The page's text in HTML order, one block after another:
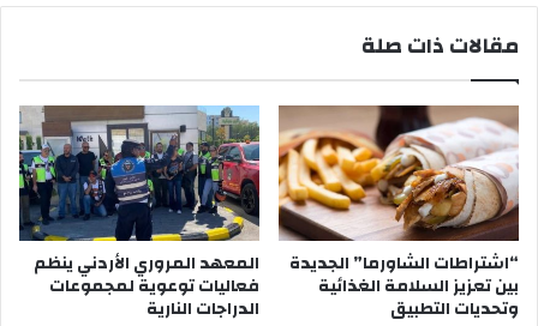
مقالات ذات صلة
“اشتراطات الشاورما” الجديدة
بين تعزيز السلامة الغذائية
وتحديات التطبيق
المعهد المروري الأردني ينظم
فعاليات توعوية لمجموعات
الدراجات النارية